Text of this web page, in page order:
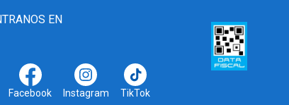
EN
Facebook Instagram TikTok